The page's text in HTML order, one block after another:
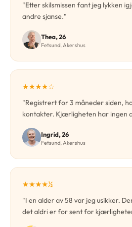
"Etter skilsmissen fant jeg lykken
andre sjanse."
Thea, 26
Fetsund, Akershus
★★★★☆
"Registrert for 3 måneder siden,
kontakter. Kjærligheten har ingen
Ingrid, 26
Fetsund, Akershus
★★★★½
"I en alder av 58 var jeg usikker.
det aldri er for sent for